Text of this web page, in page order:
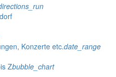
Konzerte etc.date_range
Zbubble_chart